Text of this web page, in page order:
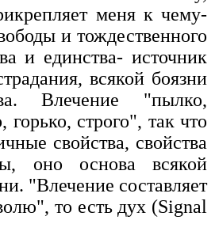
меня к чему-
и тождественного
и единства- источник
всякой боязни
Влечение "пылко,
горько, строго", так что
свойства, свойства
оно основа всякой
"Влечение составляет
то есть дух (Signal